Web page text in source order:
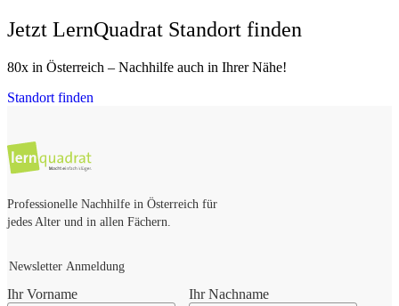
Jetzt LernQuadrat Standort finden
80x in Österreich – Nachhilfe auch in Ihrer Nähe!
Standort finden
Professionelle Nachhilfe in Österreich für
jedes Alter und in allen Fächern.
Newsletter Anmeldung
Ihr Vorname Ihr Nachname